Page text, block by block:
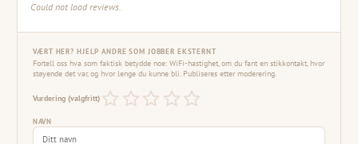
Could not load reviews.
VÆRT HER? HJELP ANDRE SOM JOBBER EKSTERNT
Fortell oss hva som faktisk betydde noe: WiFi-hastighet, om du fant en stikkontakt, hvor
støyende det var, og hvor lenge du kunne bli. Publiseres etter moderering.
Vurdering (valgfritt)
NAVN